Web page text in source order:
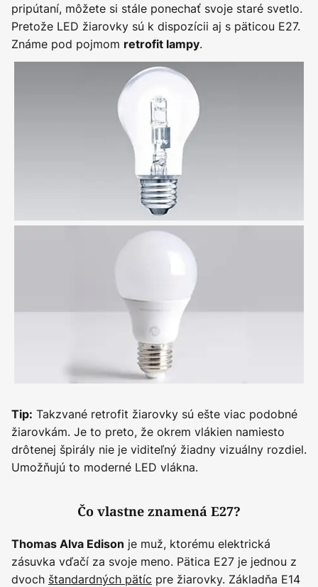
pripútaní, môžete si stále ponechať svoje staré svetlo.
Pretože LED žiarovky sú k dispozícii aj s päticou E27.
Známe pod pojmom retrofit lampy.
Tip: Takzvané retrofit žiarovky sú ešte viac podobné
žiarovkám. Je to preto, že okrem vlákien namiesto
drôtenej špirály nie je viditeľný žiadny vizuálny rozdiel.
Umožňujú to moderné LED vlákna.
Čo vlastne znamená E27?
Thomas Alva Edison je muž, ktorému elektrická
zásuvka vďačí za svoje meno. Pätica E27 je jednou z
dvoch štandardných pätíc pre žiarovky. Základňa E14